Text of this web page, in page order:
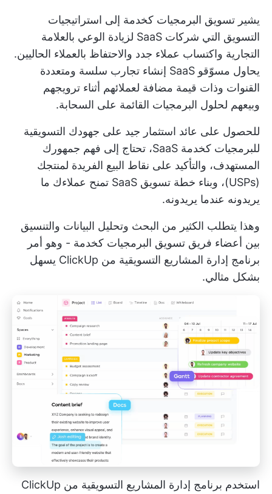
يشير تسويق البرمجيات كخدمة إلى استراتيجيات
التسويق التي شركات SaaS
لزيادة الوعي بالعلامة
التجارية واكتساب عملاء جدد والاحتفاظ بالعملاء الحاليين.
يحاول مسوّقو SaaS إنشاء تجارب سلسة ومتعددة
القنوات وذات قيمة مضافة لعملائهم أثناء ترويجهم
وبيعهم لحلول البرمجيات القائمة على السحابة.
للحصول على عائد استثمار جيد على جهودك التسويقية
للبرمجيات كخدمة SaaS، تحتاج إلى فهم جمهورك
المستهدف، والتأكيد على نقاط البيع الفريدة لمنتجك
(USPs)، وبناء خطة تسويق SaaS تمنح عملاءك ما
يريدونه عندما يريدونه.
وهذا يتطلب الكثير من البحث وتحليل البيانات والتنسيق
بين أعضاء فريق تسويق البرمجيات كخدمة - وهو أمر
برنامج إدارة المشاريع التسويقية من ClickUp
يسهل
بشكل مثالي.
استخدم برنامج إدارة المشاريع التسويقية من ClickUp